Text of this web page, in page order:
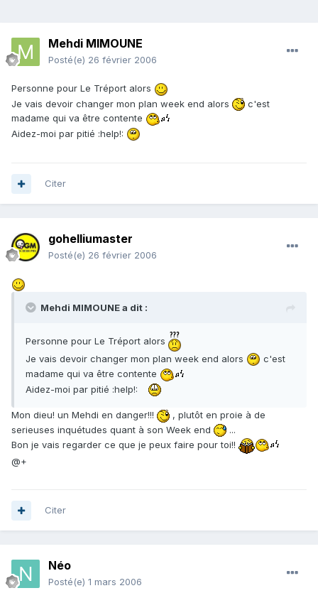
Mehdi MIMOUNE
Posté(e) 26 février 2006
Personne pour Le Tréport alors
Je vais devoir changer mon plan week end alors
c'est
madame qui va être contente
Aidez-moi par pitié :help!:
Citer
gohelliumaster
Posté(e) 26 février 2006
Mehdi MIMOUNE a dit :
Personne pour Le Tréport alors
Je vais devoir changer mon plan week end alors
c'est
madame qui va être contente
Aidez-moi par pitié :help!:
Mon dieu! un Mehdi en danger!!!
, plutôt en proie à de
serieuses inquétudes quant à son Week end
...
Bon je vais regarder ce que je peux faire pour toi!!
@+
Citer
Néo
Posté(e) 1 mars 2006